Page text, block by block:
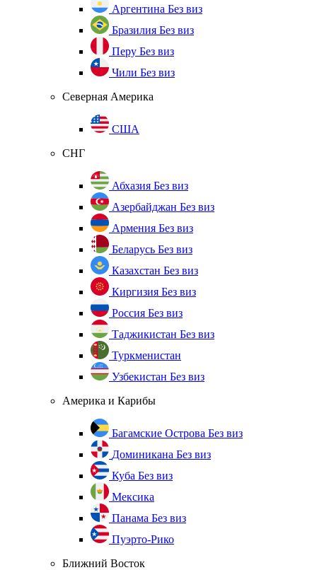
Аргентина Без виз
Бразилия Без виз
Перу Без виз
Чили Без виз
Северная Америка
США
СНГ
Абхазия Без виз
Азербайджан Без виз
Армения Без виз
Беларусь Без виз
Казахстан Без виз
Киргизия Без виз
Россия Без виз
Таджикистан Без виз
Туркменистан
Узбекистан Без виз
Америка и Карибы
Багамские Острова Без виз
Доминикана Без виз
Куба Без виз
Мексика
Панама Без виз
Пуэрто-Рико
Ближний Восток